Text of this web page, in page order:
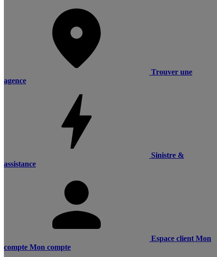
Trouver une
agence
Sinistre &
assistance
Espace client Mon
compte Mon compte